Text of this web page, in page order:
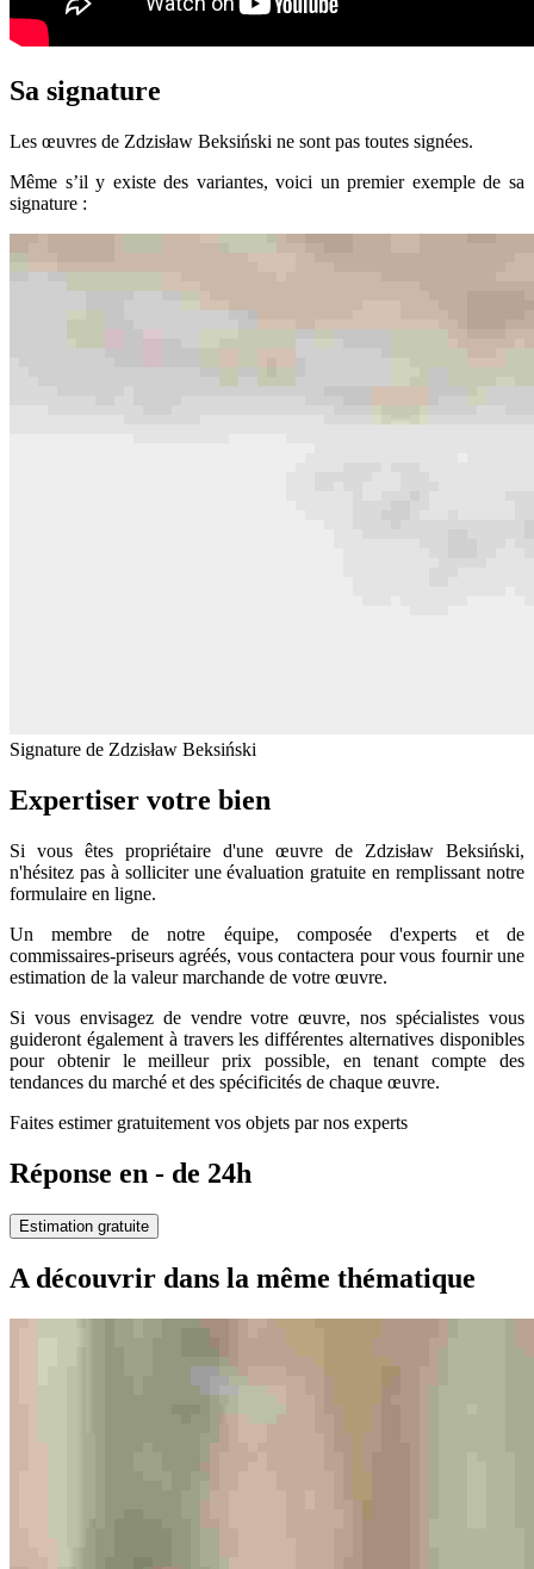
Sa signature
Les œuvres de Zdzisław Beksiński ne sont pas toutes signées.
Même s’il y existe des variantes, voici un premier exemple de sa
signature :
Signature de Zdzisław Beksiński
Expertiser votre bien
Si vous êtes propriétaire d'une œuvre de Zdzisław Beksiński,
n'hésitez pas à solliciter une évaluation gratuite en remplissant notre
formulaire en ligne.
Un membre de notre équipe, composée d'experts et de
commissaires-priseurs agréés, vous contactera pour vous fournir une
estimation de la valeur marchande de votre œuvre.
Si vous envisagez de vendre votre œuvre, nos spécialistes vous
guideront également à travers les différentes alternatives disponibles
pour obtenir le meilleur prix possible, en tenant compte des
tendances du marché et des spécificités de chaque œuvre.
Faites estimer gratuitement vos objets par nos experts
Réponse en - de 24h
Estimation gratuite
A découvrir dans la même thématique